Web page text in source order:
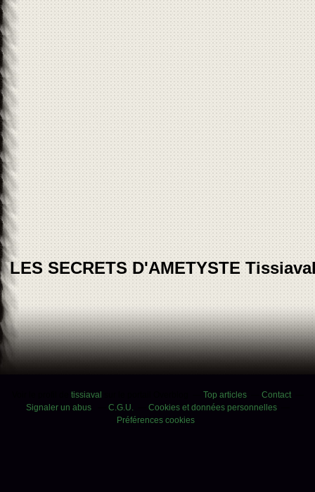
LES SECRETS D'AMETYSTE
tissiaval Top articles
Contact
Signaler un abus
C.G.U.
Cookies et données personnelles
Préférences cookies